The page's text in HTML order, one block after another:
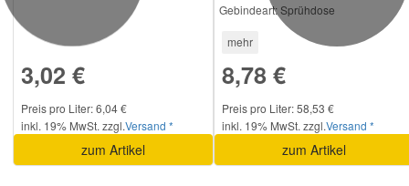
3,02 €
Preis pro Liter: 6,04 €
inkl. 19% MwSt. zzgl.Versand *
zum Artikel
Gebindeart:Sprühdose
mehr
8,78 €
Preis pro Liter: 58,53 €
inkl. 19% MwSt. zzgl.Versand *
zum Artikel